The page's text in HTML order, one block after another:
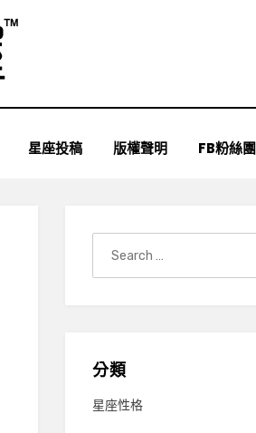
星座投稿 版權聲明 FB粉絲團
分類
星座性格